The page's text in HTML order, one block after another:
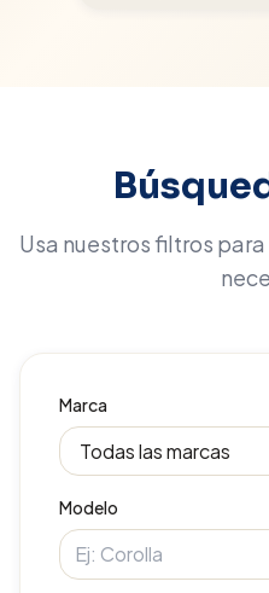
Usa nuestros filtros
Marca
Modelo